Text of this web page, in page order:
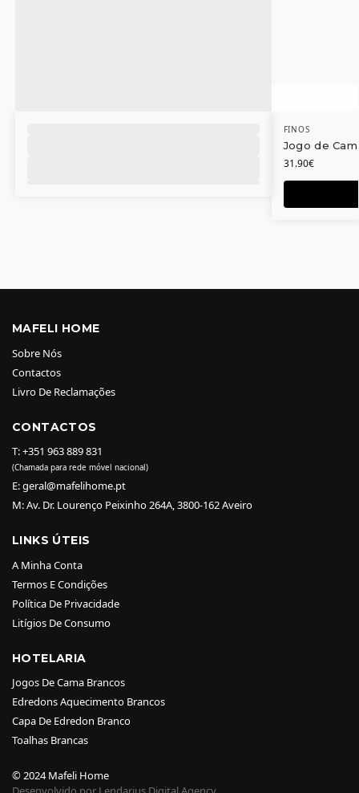
FINOS
Jogo de
31.90€
MAFELI HOME
Sobre Nós
Contactos
Livro De Reclamações
CONTACTOS
T: +351 963 889 831
(Chamada para rede móvel nacional)
E: geral@mafelihome.pt
M: Av. Dr. Lourenço Peixinho 264A, 3800-162 Aveiro
LINKS ÚTEIS
A Minha Conta
Termos E Condições
Política De Privacidade
Litígios De Consumo
HOTELARIA
Jogos De Cama Brancos
Edredons Aquecimento Brancos
Capa De Edredon Branco
Toalhas Brancas
© 2024 Mafeli Home